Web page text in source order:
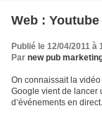
Web :
Publié le 12/04/2011 à
Par new pub
On connaissait la
Google vient de lancer
d’événements en